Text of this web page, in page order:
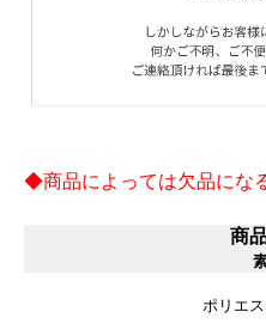
◆商品によっては欠品にな
商
ポリエ